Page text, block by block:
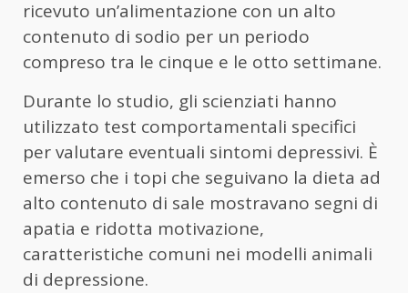
ricevuto un’alimentazione con un alto
contenuto di sodio per un periodo
compreso tra le cinque e le otto settimane.
Durante lo studio, gli scienziati hanno
utilizzato test comportamentali specifici
per valutare eventuali sintomi depressivi. È
emerso che i topi che seguivano la dieta ad
alto contenuto di sale mostravano segni di
apatia e ridotta motivazione,
caratteristiche comuni nei modelli animali
di depressione.